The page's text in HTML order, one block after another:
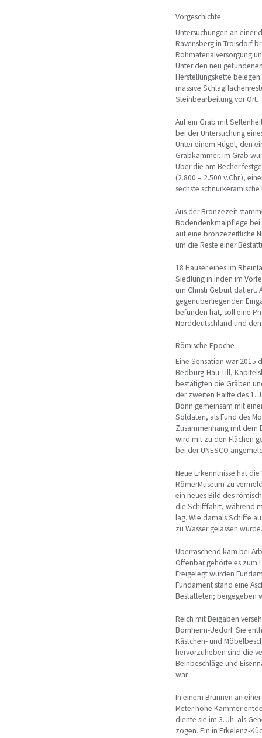
Vorgeschichte
Untersuchungen an einer
Ravensberg in Troisdorf
Rohmaterialversorgung
Unter den neu
Herstellungskette
massive
Steinbearbeitung vor Ort.
Auf ein Grab mit
bei der Untersuchung
Unter einem Hügel, den
Grabkammer. Im Grab
Über die am Becher
(2.800 – 2.500 v.Chr.),
sechste
Aus der Bronzezeit
Bodendenkmalpflege bei
auf eine bronzezeitliche
um die Reste einer
18 Häuser eines im
Siedlung in Inden im
um Christi Geburt datiert.
gegenüberliegenden
befunden hat, soll eine
Norddeutschland und
Römische Epoche
Eine Sensation war 2015
Bedburg-Hau-Till,
bestätigten die Gräben
der zweiten Hälfte des 1.
Bonn gemeinsam mit
Soldaten, als Fund des
Zusammenhang mit dem
wird mit zu den Flächen
bei der UNESCO
Neue Erkenntnisse hat die
RömerMuseum zu
ein neues Bild des
die Schifffahrt, während
lag. Wie damals Schiffe
zu Wasser gelassen wurde.
Überraschend kam bei
Offenbar gehörte es zum
Freigelegt wurden
Fundament stand eine
Bestatteten; beigegeben
Reich mit Beigaben
Bornheim-Uedorf. Sie
Kästchen- und
hervorzuheben sind die
Beinbeschläge und
war.
In einem Brunnen an
Meter hohe Kammer
diente sie im 3. Jh. als
zogen. Ein in Erkelenz-